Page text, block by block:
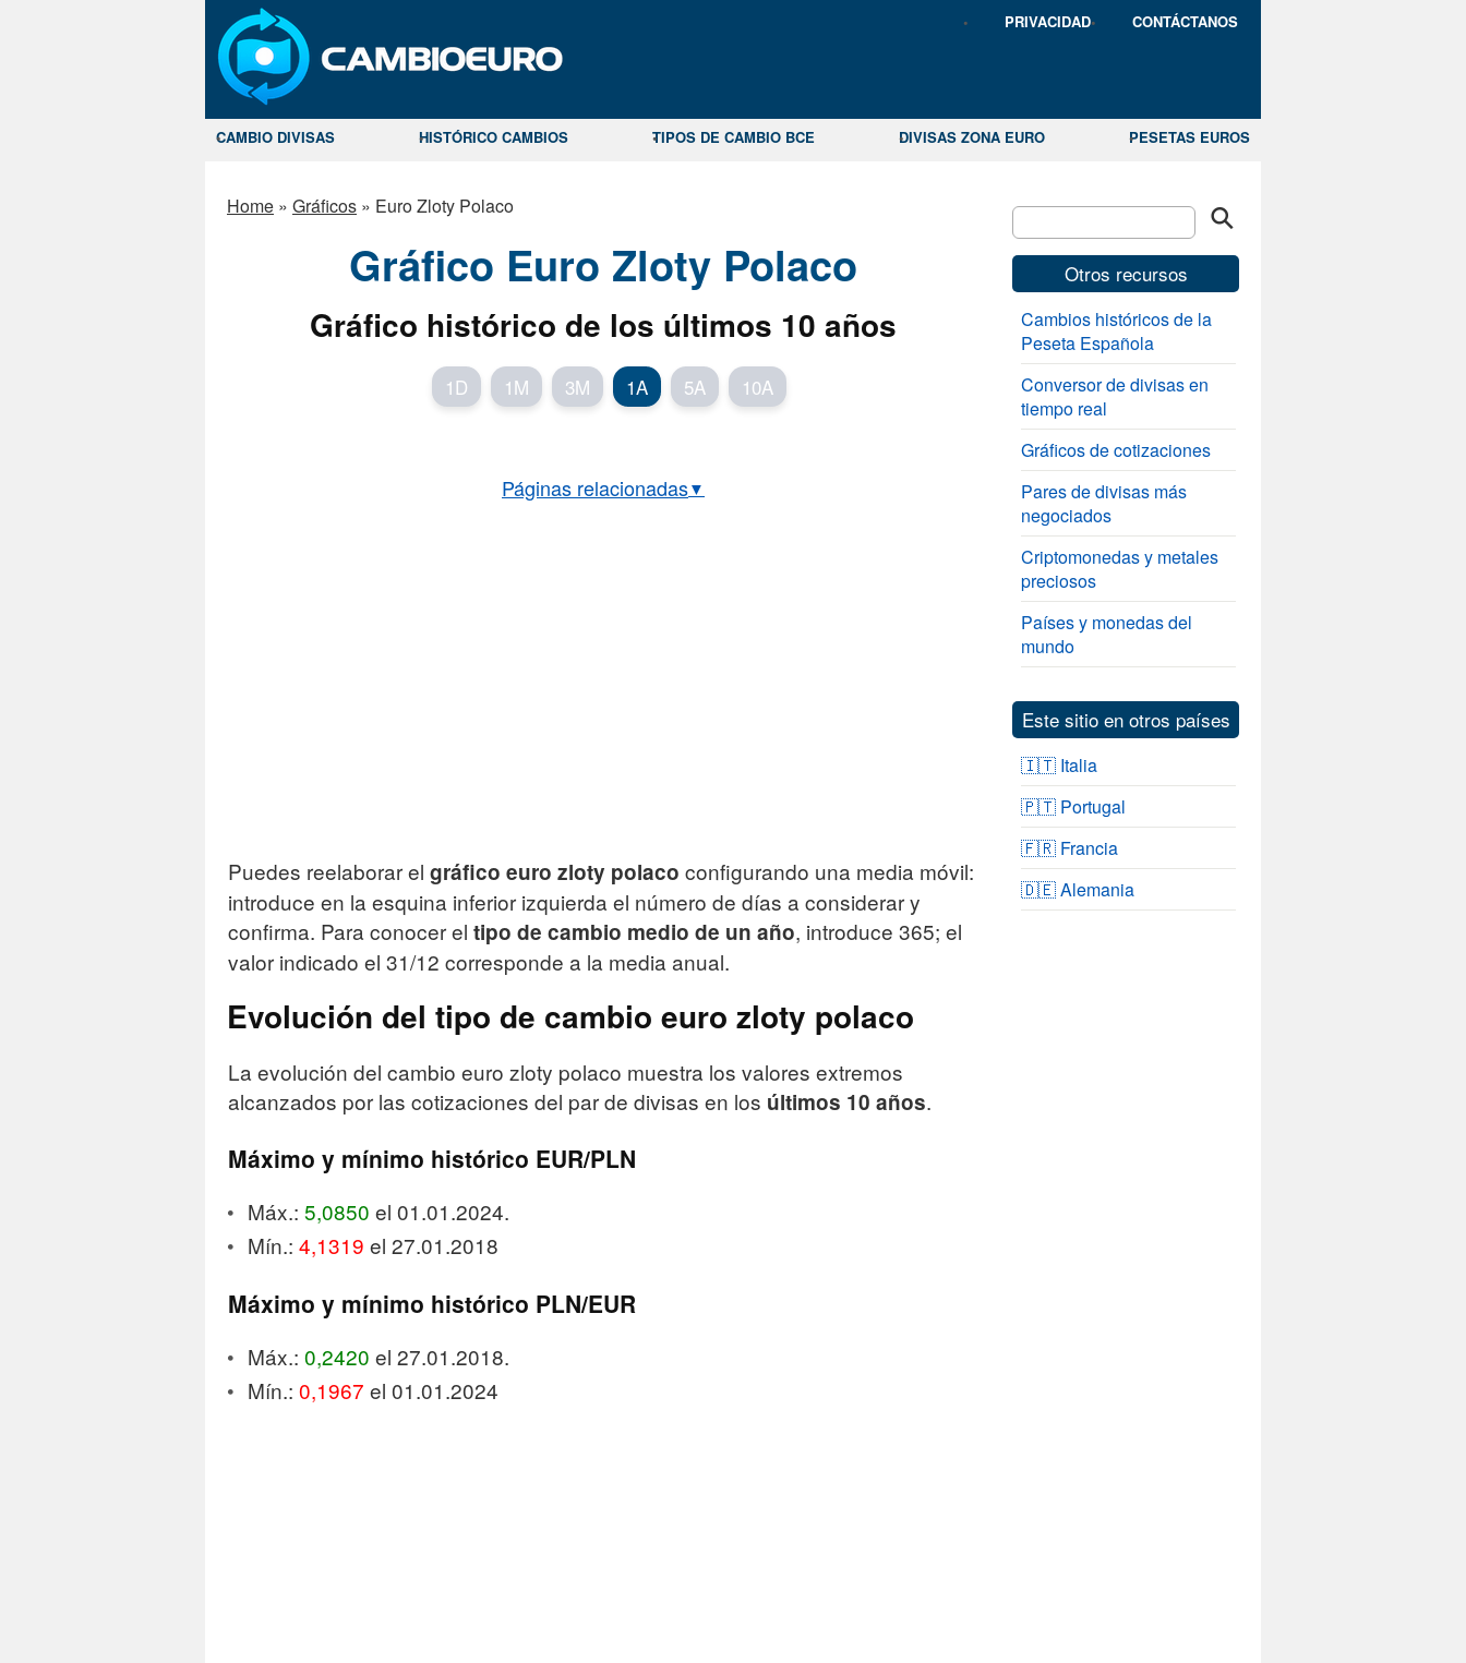
PRIVACIDAD CONTÁCTANOS
CAMBIO DIVISAS HISTÓRICO CAMBIOS TIPOS DE CAMBIO BCE DIVISAS ZONA EURO PESETAS EUROS
Home » Gráficos » Euro Zloty Polaco
Gráfico Euro Zloty Polaco
Gráfico histórico de los últimos 10 años
1D 1M 3M 1A 5A 10A
Páginas relacionadas▼
Puedes reelaborar el gráfico euro zloty polaco configurando una media móvil:
introduce en la esquina inferior izquierda el número de días a considerar y
confirma. Para conocer el tipo de cambio medio de un año, introduce 365; el
valor indicado el 31/12 corresponde a la media anual.
Evolución del tipo de cambio euro zloty polaco
La evolución del cambio euro zloty polaco muestra los valores extremos
alcanzados por las cotizaciones del par de divisas en los últimos 10 años.
Máximo y mínimo histórico EUR/PLN
Máx.: 5,0850 el 01.01.2024.
Mín.: 4,1319 el 27.01.2018
Máximo y mínimo histórico PLN/EUR
Máx.: 0,2420 el 27.01.2018.
Mín.: 0,1967 el 01.01.2024
Otros recursos
Cambios históricos de la
Peseta Española
Conversor de divisas en
tiempo real
Gráficos de cotizaciones
Pares de divisas más
negociados
Criptomonedas y metales
preciosos
Países y monedas del
mundo
Este sitio en otros países
🇮🇹 Italia
🇵🇹 Portugal
🇫🇷 Francia
🇩🇪 Alemania